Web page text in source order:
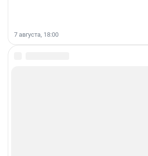
7 августа, 18:00